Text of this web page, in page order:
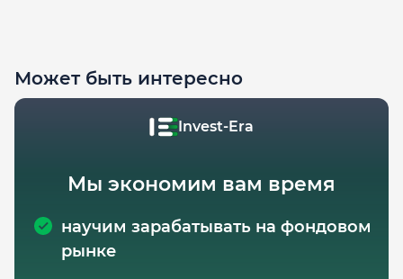
Может быть интересно
Invest-Era
Мы экономим вам время
научим зарабатывать на фондовом
рынке